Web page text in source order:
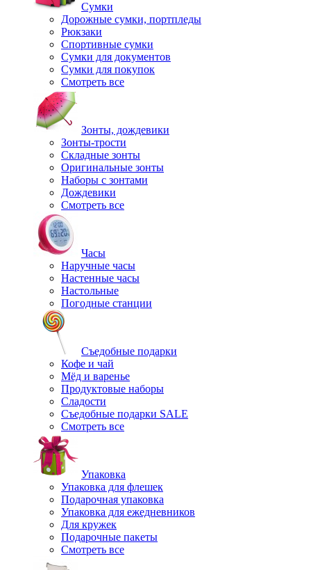
Сумки
Дорожные сумки, портпледы
Рюкзаки
Спортивные сумки
Сумки для документов
Сумки для покупок
Смотреть все
Зонты, дождевики
Зонты-трости
Складные зонты
Оригинальные зонты
Наборы с зонтами
Дождевики
Смотреть все
Часы
Наручные часы
Настенные часы
Настольные
Погодные станции
Съедобные подарки
Кофе и чай
Мёд и варенье
Продуктовые наборы
Сладости
Съедобные подарки SALE
Смотреть все
Упаковка
Упаковка для флешек
Подарочная упаковка
Упаковка для ежедневников
Для кружек
Подарочные пакеты
Смотреть все